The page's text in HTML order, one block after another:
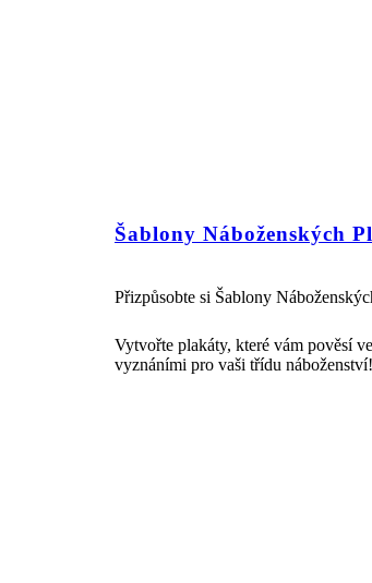
Šablony Náboženských
Přizpůsobte si Šablony
Vytvořte plakáty, které vám pověsí
vyznáními pro vaši třídu náboženství!